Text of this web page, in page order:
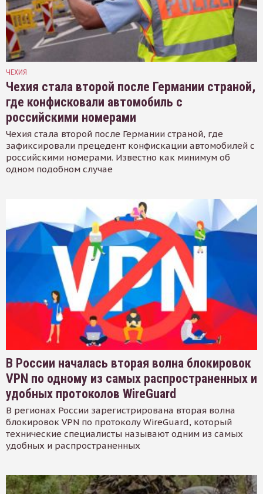
ЧЕХИЯ
Чехия стала второй после Германии страной,
где конфисковали автомобиль с
российскими номерами
Чехия стала второй после Германии страной, где
зафиксировали прецедент конфискации автомобилей с
российскими номерами. Известно как минимум об
одном подобном случае
В России началась вторая волна блокировок
VPN по одному из самых распространенных и
удобных протоколов WireGuard
В регионах России зарегистрирована вторая волна
блокировок VPN по протоколу WireGuard, который
технические специалисты называют одним из самых
удобных и распространенных